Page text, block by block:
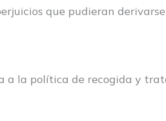
que pudieran
la política de recogida y